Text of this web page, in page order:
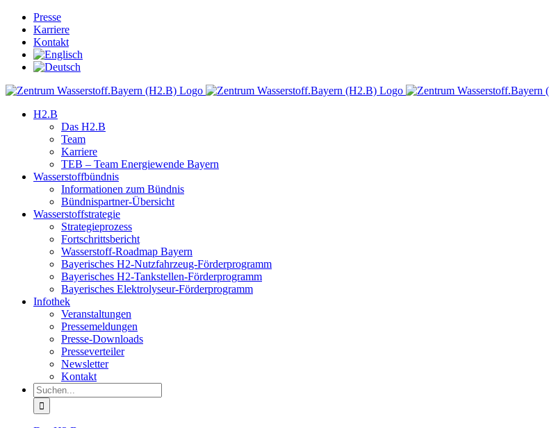
Skip
content
Presse
Karriere
Kontakt
H2.B
Das H2.B
Team
Karriere
TEB – Team Energiewende Bayern
Wasserstoffbündnis
Informationen zum Bündnis
Bündnispartner-Übersicht
Wasserstoffstrategie
Strategieprozess
Fortschrittsbericht
Wasserstoff-Roadmap Bayern
Bayerisches H2-Nutzfahrzeug-Förderprogramm
Bayerisches H2-Tankstellen-Förderprogramm
Bayerisches Elektrolyseur-Förderprogramm
Infothek
Veranstaltungen
Pressemeldungen
Presse-Downloads
Presseverteiler
Newsletter
Kontakt
Suche
nach: